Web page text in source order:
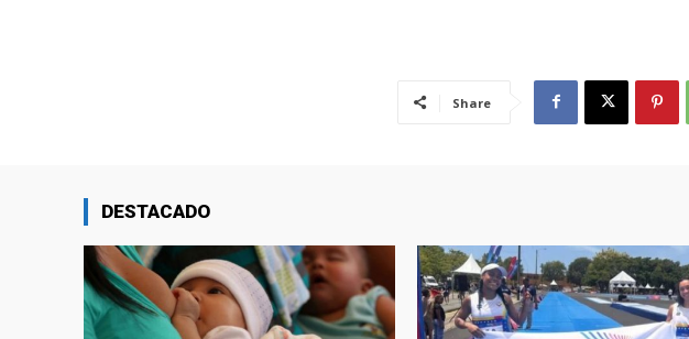
Share
DESTACADO